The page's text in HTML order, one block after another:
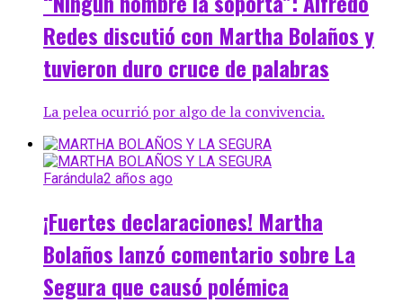
Redes discutió con Martha Bolaños y
tuvieron duro cruce de palabras
La pelea ocurrió por algo de la convivencia.
Farándula2 años ago
¡Fuertes declaraciones! Martha
Bolaños lanzó comentario sobre La
Segura que causó polémica